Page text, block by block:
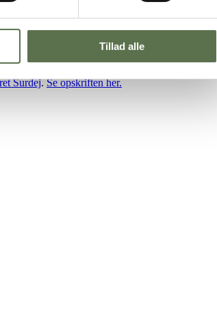
Tillad alle
syrlighed i smagen og en god elastisk krumme.
Surdej.Se opskriften her.